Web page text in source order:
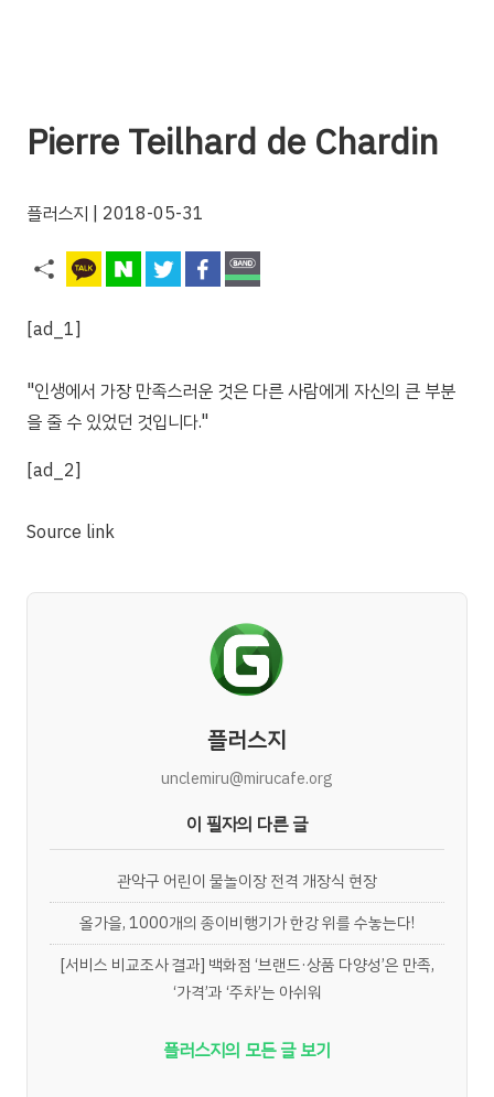
Pierre Teilhard de Chardin
플러스지 | 2018-05-31
[ad_1]
"인생에서 가장 만족스러운 것은 다른 사람에게 자신의 큰 부분
을 줄 수 있었던 것입니다."
[ad_2]
Source link
플러스지
unclemiru@mirucafe.org
이 필자의 다른 글
관악구 어린이 물놀이장 전격 개장식 현장
올가을, 1000개의 종이비행기가 한강 위를 수놓는다!
[서비스 비교조사 결과] 백화점 ‘브랜드·상품 다양성’은 만족,
‘가격’과 ‘주차’는 아쉬워
플러스지의 모든 글 보기